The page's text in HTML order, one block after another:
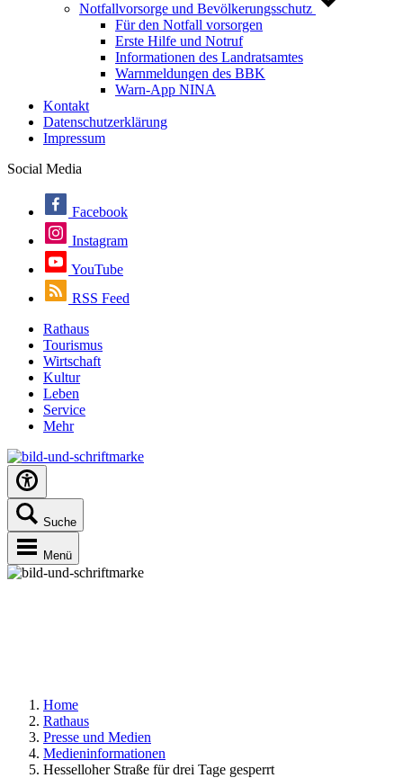
Notfallvorsorge und Bevölkerungsschutz
Für den Notfall vorsorgen
Erste Hilfe und Notruf
Informationen des Landratsamtes
Warnmeldungen des BBK
Warn-App NINA
Kontakt
Datenschutzerklärung
Impressum
Social Media
Facebook
Instagram
YouTube
RSS Feed
Rathaus
Tourismus
Wirtschaft
Kultur
Leben
Service
Mehr
Suche
Menü
Home
Rathaus
Presse und Medien
Medieninformationen
Hesselloher Straße für drei Tage gesperrt